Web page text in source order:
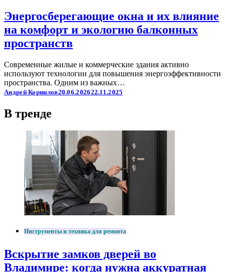
Энергосберегающие окна и их влияние
на комфорт и экологию балконных
пространств
Современные жилые и коммерческие здания активно
используют технологии для повышения энергоэффективности
пространства. Одним из важных…
Андрей Корнилов20.06.202622.11.2025
В тренде
Инструменты и техника для ремонта
Вскрытие замков дверей во
Владимире: когда нужна аккуратная